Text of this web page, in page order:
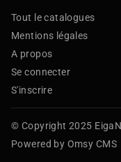
Tout le catalogues
Mentions légales
A propos
Se connecter
S'inscrire
© Copyright 2025
Powered by Omsy CMS